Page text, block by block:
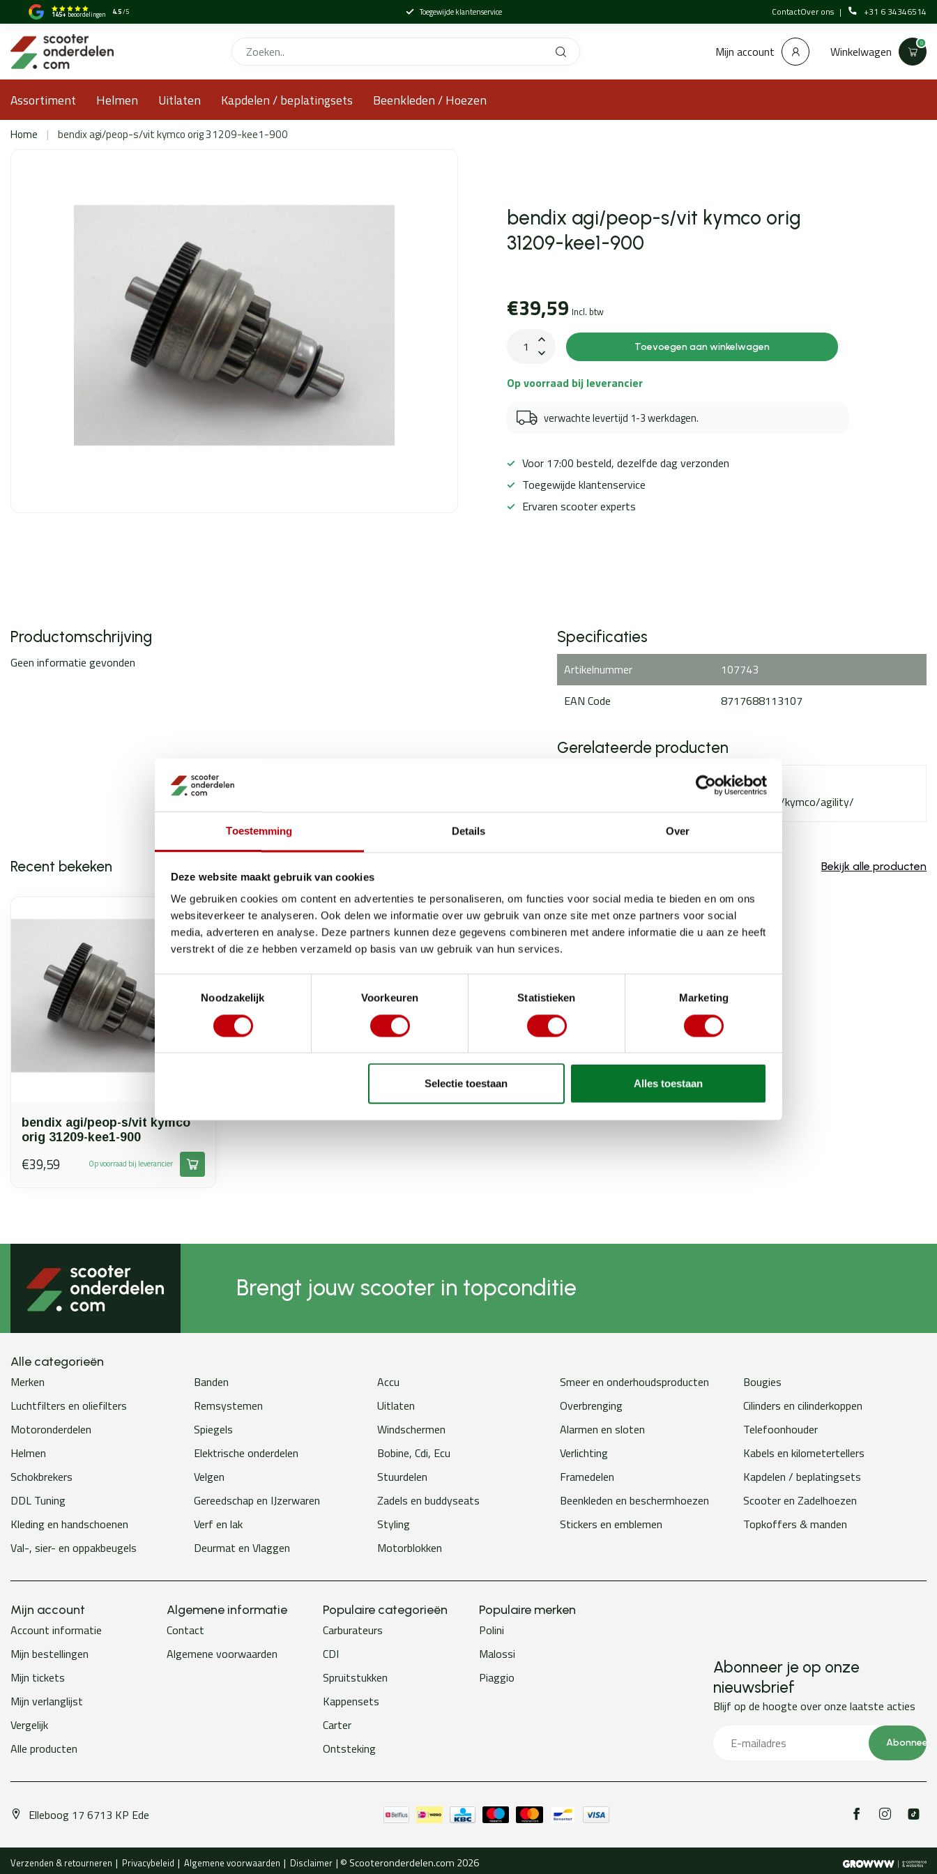
Toestemming Details Over
Deze website maakt gebruik van cookies
We gebruiken cookies om content en advertenties te personaliseren, om functies voor social media te bieden en om ons
websiteverkeer te analyseren. Ook delen we informatie over uw gebruik van onze site met onze partners voor social
media, adverteren en analyse. Deze partners kunnen deze gegevens combineren met andere informatie die u aan ze heeft
verstrekt of die ze hebben verzameld op basis van uw gebruik van hun services.
Noodzakelijk
Voorkeuren Statistieken Marketing
Selectie toestaan Alles toestaan
145+ beoordelingen 4.5/5 Toegewijde klantenservice ContactOver ons +31 6 34346514
Mijn account Winkelwagen 0
Assortiment Helmen Uitlaten Kapdelen / beplatingsets Beenkleden / Hoezen
Home | bendix agi/peop-s/vit kymco orig 31209-kee1-900
bendix agi/peop-s/vit kymco orig
31209-kee1-900
€39,59 Incl. btw
Toevoegen aan winkelwagen
Op voorraad bij leverancier
verwachte levertijd 1-3 werkdagen.
Voor 17:00 besteld, dezelfde dag verzonden
Toegewijde klantenservice
Ervaren scooter experts
Productomschrijving
Geen informatie gevonden
Specificaties
Artikelnummer
107743
EAN Code
8717688113107
Gerelateerde producten
TypeError: Failed to fetch
https://www.scooteronderdelen.com/merken/kymco/agility/
Recent bekeken Bekijk alle producten
bendix agi/peop-s/vit kymco
orig 31209-kee1-900
€39,59 Op voorraad bij leverancier
Brengt jouw scooter in topconditie
Alle categorieën
Merken Banden Accu Smeer en onderhoudsproducten
Bougies
Luchtfilters en oliefilters
Remsystemen Uitlaten Overbrenging
Cilinders en cilinderkoppen
Motoronderdelen
Spiegels Windschermen Alarmen en sloten
Telefoonhouder
Helmen
Elektrische onderdelen Bobine, Cdi, Ecu Verlichting
Kabels en kilometertellers
Schokbrekers
Velgen Stuurdelen Framedelen
Kapdelen / beplatingsets
DDL Tuning
Gereedschap en IJzerwaren Zadels en buddyseats Beenkleden en beschermhoezen
Scooter en Zadelhoezen
Kleding en handschoenen
Verf en lak Styling Stickers en emblemen
Topkoffers & manden
Val-, sier- en oppakbeugels
Deurmat en Vlaggen Motorblokken
Mijn account
Account informatie
Mijn bestellingen
Mijn tickets
Mijn verlanglijst
Vergelijk
Alle producten
Algemene informatie
Contact
Algemene voorwaarden
Populaire categorieën
Carburateurs
CDI
Spruitstukken
Kappensets
Carter
Ontsteking
Populaire merken
Polini
Malossi
Piaggio
Abonneer je op onze
nieuwsbrief
Blijf op de hoogte over onze laatste acties
Abonneer
Elleboog 17 6713 KP Ede
Verzenden & retourneren Privacybeleid Algemene voorwaarden Disclaimer © Scooteronderdelen.com 2026